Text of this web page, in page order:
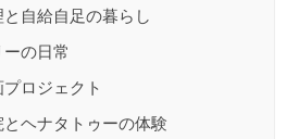
自給自足の暮らし
の日常
ロジェクト
ヘナタトゥーの体験